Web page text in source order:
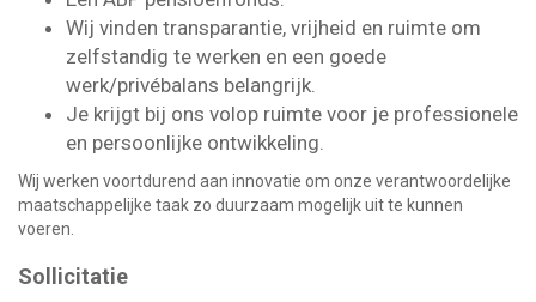
Wij vinden transparantie, vrijheid en ruimte om
zelfstandig te werken en een goede
werk/privébalans belangrijk.
Je krijgt bij ons volop ruimte voor je professionele
en persoonlijke ontwikkeling.
Wij werken voortdurend aan innovatie om onze verantwoordelijke
maatschappelijke taak zo duurzaam mogelijk uit te kunnen
voeren.
Sollicitatie